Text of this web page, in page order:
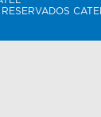
CATEL